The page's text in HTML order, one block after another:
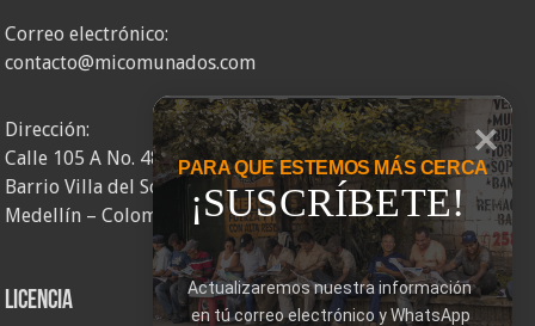
Correo electrónico:
contacto@micomunados.com
Dirección:
Calle 105 A No. 48AA – 58
Barrio Villa del Socorro
Medellín – Colombia
Licencia
PARA QUE ESTEMOS MÁS CERCA
¡SUSCRÍBETE!
Actualizaremos nuestra información
en tú correo electrónico y WhatsApp